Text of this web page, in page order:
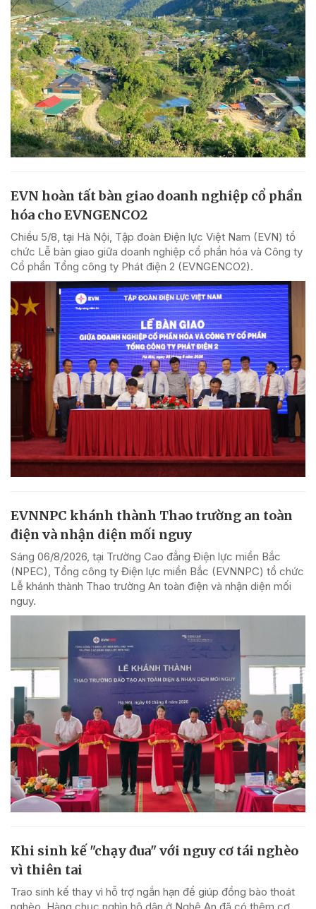
EVN hoàn tất bàn giao doanh nghiệp cổ phần
hóa cho EVNGENCO2
Chiều 5/8, tại Hà Nội, Tập đoàn Điện lực Việt Nam (EVN) tổ
chức Lễ bàn giao giữa doanh nghiệp cổ phần hóa và Công ty
Cổ phần Tổng công ty Phát điện 2 (EVNGENCO2).
EVNNPC khánh thành Thao trường an toàn
điện và nhận diện mối nguy
Sáng 06/8/2026, tại Trường Cao đẳng Điện lực miền Bắc
(NPEC), Tổng công ty Điện lực miền Bắc (EVNNPC) tổ chức
Lễ khánh thành Thao trường An toàn điện và nhận diện mối
nguy.
Khi sinh kế "chạy đua" với nguy cơ tái nghèo
vì thiên tai
Trao sinh kế thay vì hỗ trợ ngắn hạn để giúp đồng bào thoát